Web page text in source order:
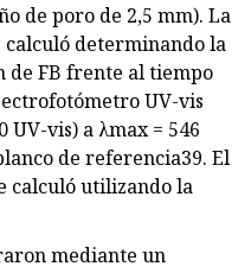
de poro de 2,5 mm). La
calculó determinando la
de FB frente al tiempo
UV-vis
UV-vis) a λmax = 546
de referencia39. El
calculó utilizando la
mediante un